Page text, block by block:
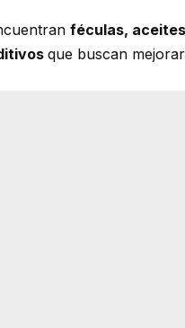
féculas,
que buscan